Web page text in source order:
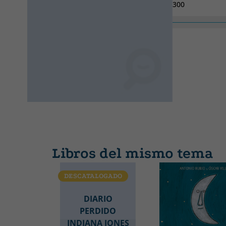
300
Libros del mismo tema
DIARIO
PERDIDO
INDIANA JONES
DESCATALOGADO